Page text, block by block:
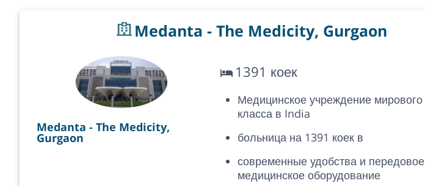
Medanta - The Medicity, Gurgaon
Medanta - The Medicity,
Gurgaon
1391 коек
Медицинское учреждение мирового
класса в India
больница на 1391 коек в
современные удобства и передовое
медицинское оборудование